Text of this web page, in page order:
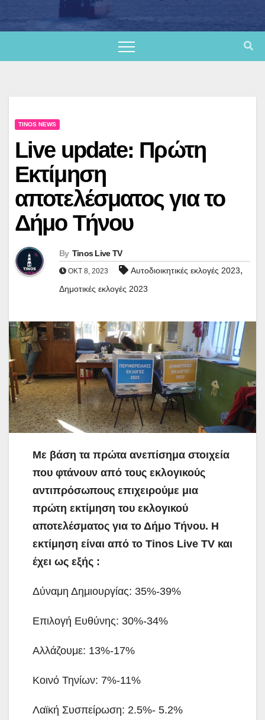
TINOS NEWS
Live update: Πρώτη
Εκτίμηση
αποτελέσματος για το
Δήμο Τήνου
By Tinos Live TV
ΟΚΤ 8, 2023 Αυτοδιοικητικές εκλογές 2023,
Δημοτικές εκλογές 2023
Με βάση τα πρώτα ανεπίσημα στοιχεία
που φτάνουν από τους εκλογικούς
αντιπρόσωπους επιχειρούμε μια
πρώτη εκτίμηση του εκλογικού
αποτελέσματος για το Δήμο Τήνου. Η
εκτίμηση είναι από το Tinos Live TV και
έχει ως εξής :
Δύναμη Δημιουργίας: 35%-39%
Επιλογή Ευθύνης: 30%-34%
Αλλάζουμε: 13%-17%
Κοινό Τηνίων: 7%-11%
Λαϊκή Συσπείρωση: 2.5%- 5.2%